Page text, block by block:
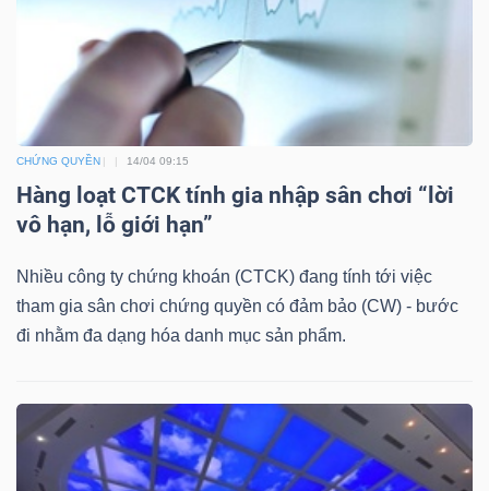
CHỨNG QUYỀN 14/04 09:15
Hàng loạt CTCK tính gia nhập sân chơi “lời
vô hạn, lỗ giới hạn”
Nhiều công ty chứng khoán (CTCK) đang tính tới việc
tham gia sân chơi chứng quyền có đảm bảo (CW) - bước
đi nhằm đa dạng hóa danh mục sản phẩm.
TRUYỀN
THÔNG
BẤT
ĐỘNG
SẢN